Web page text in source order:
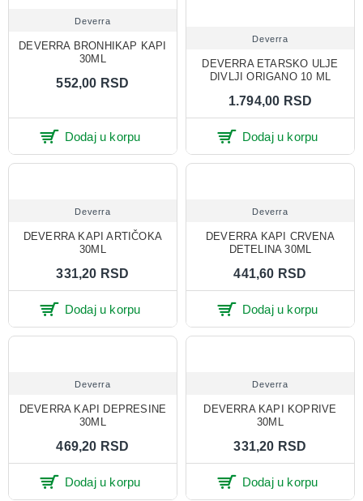
Deverra
DEVERRA BRONHIKAP KAPI
30ML
552,00 RSD
Dodaj u korpu
Deverra
DEVERRA ETARSKO ULJE
DIVLJI ORIGANO 10 ML
1.794,00 RSD
Dodaj u korpu
Deverra
DEVERRA KAPI ARTIČOKA
30ML
331,20 RSD
Dodaj u korpu
Deverra
DEVERRA KAPI CRVENA
DETELINA 30ML
441,60 RSD
Dodaj u korpu
Deverra
DEVERRA KAPI DEPRESINE
30ML
469,20 RSD
Dodaj u korpu
Deverra
DEVERRA KAPI KOPRIVE
30ML
331,20 RSD
Dodaj u korpu